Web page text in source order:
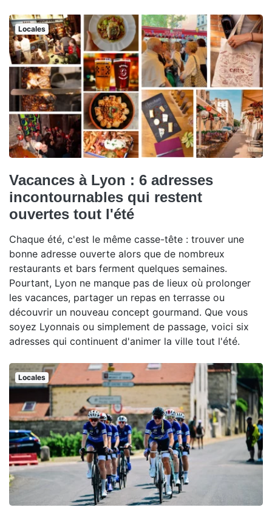
Locales
Vacances à Lyon : 6 adresses
incontournables qui restent
ouvertes tout l'été
Chaque été, c'est le même casse-tête : trouver une
bonne adresse ouverte alors que de nombreux
restaurants et bars ferment quelques semaines.
Pourtant, Lyon ne manque pas de lieux où prolonger
les vacances, partager un repas en terrasse ou
découvrir un nouveau concept gourmand. Que vous
soyez Lyonnais ou simplement de passage, voici six
adresses qui continuent d'animer la ville tout l'été.
Locales